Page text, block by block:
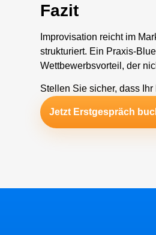
Fazit
Improvisation reicht im
strukturiert. Ein Praxis-
Wettbewerbsvorteil, der
Stellen Sie sicher, dass
Jetzt Erstgespräch